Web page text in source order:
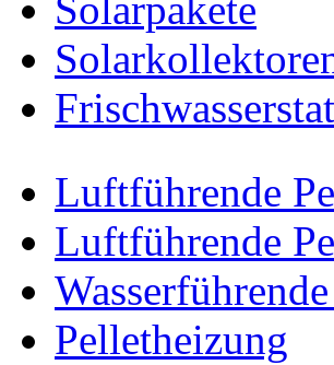
Solarpakete
Luftführende
Luftführende
Pelletheizung